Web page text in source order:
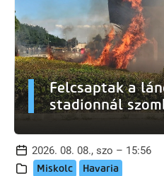
Felcsaptak a
stadionnál
2026. 08. 08., szo – 15:56
Miskolc Havaria